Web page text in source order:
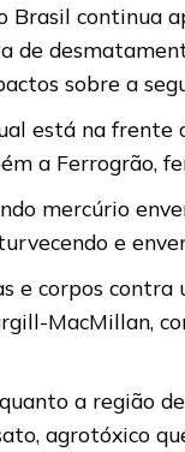
continua
de
sobre a
está na
a Ferrogrão,
mercúrio
e
e corpos
MacMillan,
a região
agrotóxico